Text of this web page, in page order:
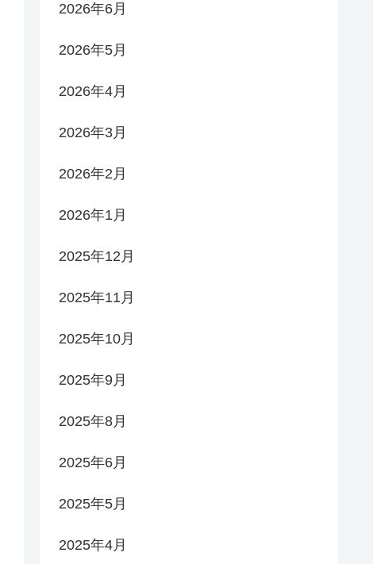
2026年6月
2026年5月
2026年4月
2026年3月
2026年2月
2026年1月
2025年12月
2025年11月
2025年10月
2025年9月
2025年8月
2025年6月
2025年5月
2025年4月